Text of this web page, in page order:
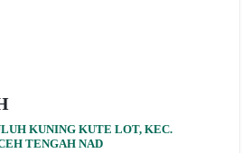
KUNING KUTE LOT, KEC.
TENGAH NAD